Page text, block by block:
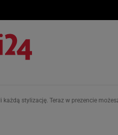
stylizację. Teraz w prezencie